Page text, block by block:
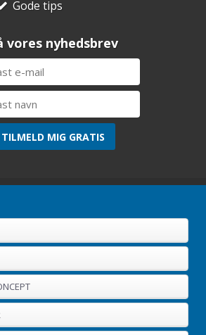
Gode tips
vores nyhedsbrev